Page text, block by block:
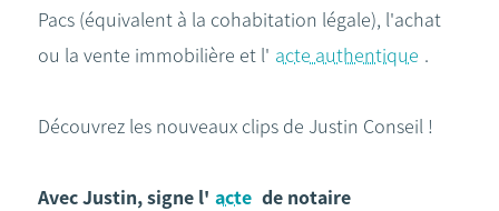
Pacs (équivalent à la cohabitation légale), l'achat
ou la vente immobilière et l' acte authentique .
Découvrez les nouveaux clips de Justin Conseil !
Avec Justin, signe l' acte de notaire